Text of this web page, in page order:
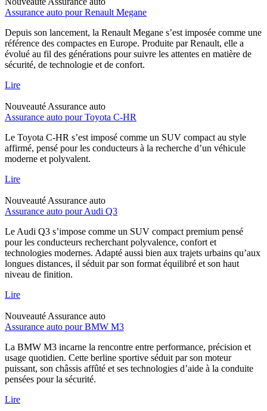
Assurance auto pour Renault Megane
Depuis son lancement, la Renault Megane s’est imposée comme une
référence des compactes en Europe. Produite par Renault, elle a
évolué au fil des générations pour suivre les attentes en matière de
sécurité, de technologie et de confort.
Lire
Nouveauté Assurance auto
Assurance auto pour Toyota C-HR
Le Toyota C-HR s’est imposé comme un SUV compact au style
affirmé, pensé pour les conducteurs à la recherche d’un véhicule
moderne et polyvalent.
Lire
Nouveauté Assurance auto
Assurance auto pour Audi Q3
Le Audi Q3 s’impose comme un SUV compact premium pensé
pour les conducteurs recherchant polyvalence, confort et
technologies modernes. Adapté aussi bien aux trajets urbains qu’aux
longues distances, il séduit par son format équilibré et son haut
niveau de finition.
Lire
Nouveauté Assurance auto
Assurance auto pour BMW M3
La BMW M3 incarne la rencontre entre performance, précision et
usage quotidien. Cette berline sportive séduit par son moteur
puissant, son châssis affûté et ses technologies d’aide à la conduite
pensées pour la sécurité.
Lire